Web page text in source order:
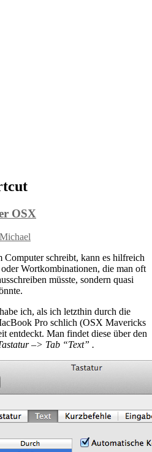
OSX
Michael
schreibt, kann es hilfreich
Wortkombinationen, die man oft
müsste, sondern quasi
ich, als ich letzthin durch die
Pro schlich (OSX Mavericks
entdeckt. Man findet diese über den
–> Tab “Text” .